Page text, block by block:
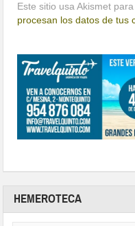
Este sitio usa Akismet
procesan los datos de tus
HEMEROTECA